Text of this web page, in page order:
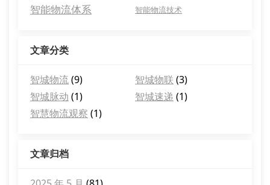
智能物流体系 智能物流技术
文章分类
智城物流(9) 智城物联 (3)
智城脉动 (1) 智城速递 (1)
智慧物流观察 (1)
文章归档